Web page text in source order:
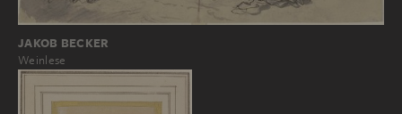
JAKOB BECKER
Weinlese